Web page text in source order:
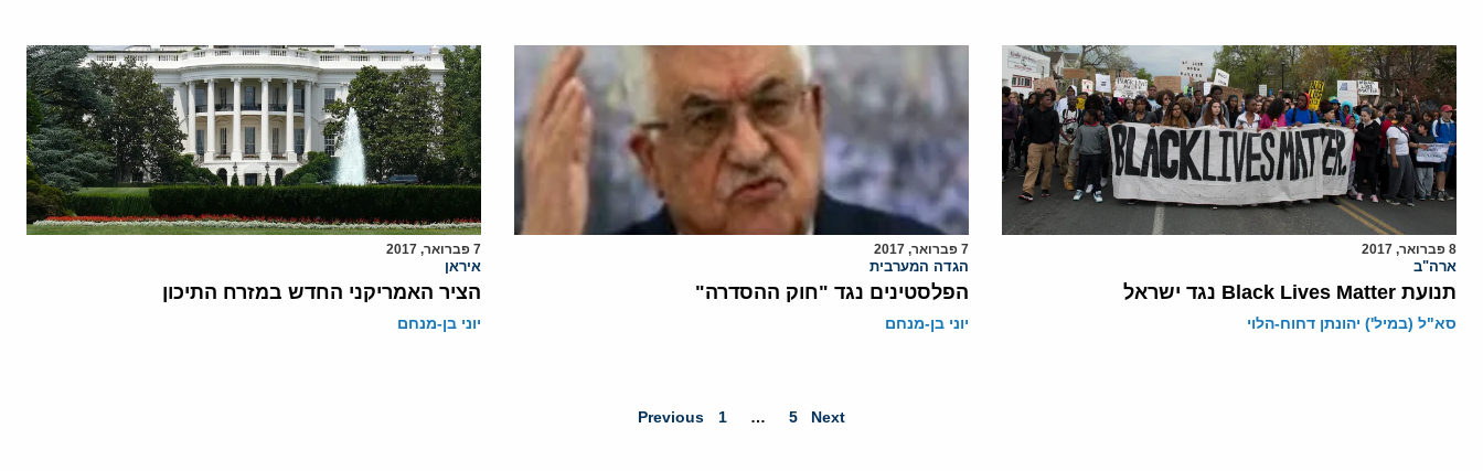
8 פברואר, 2017
ארה"ב
תנועת Black Lives Matter נגד ישראל
סא"ל (במיל') יהונתן דחוח-הלוי
7 פברואר, 2017
הגדה המערבית
הפלסטינים נגד "חוק ההסדרה"
יוני בן-מנחם
7 פברואר, 2017
איראן
הציר האמריקני החדש במזרח התיכון
יוני בן-מנחם
Previous 1 … 5 Next